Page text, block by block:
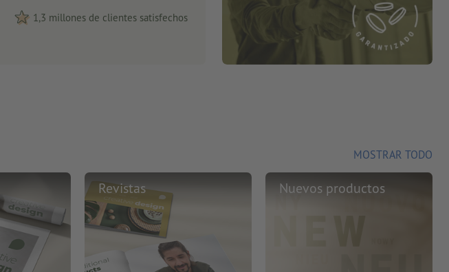
1,3 millones de clientes satisfechos
MOSTRAR TODO
Revistas Nuevos productos